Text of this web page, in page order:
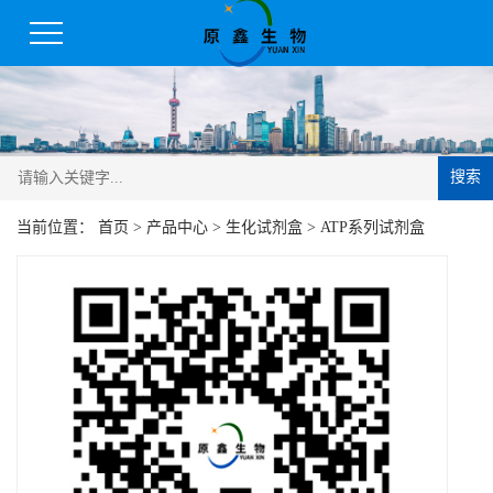
搜索
当前位置： 首页 > 产品中心 > 生化试剂盒 > ATP系列试剂盒